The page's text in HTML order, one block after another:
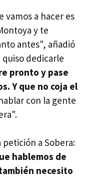
vamos a hacer es
y te
antes", añadió
dedicarle
pronto y pase
Y que no coja el
con la gente
a Sobera:
hablemos de
necesito